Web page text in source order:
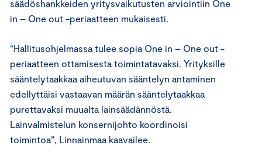
säädöshankkeiden yritysvaikutusten arviointiin One
in – One out -periaatteen mukaisesti.
“Hallitusohjelmassa tulee sopia One in – One out -
periaatteen ottamisesta toimintatavaksi. Yrityksille
sääntelytaakkaa aiheutuvan sääntelyn antaminen
edellyttäisi vastaavan määrän sääntelytaakkaa
purettavaksi muualta lainsäädännöstä.
Lainvalmistelun konsernijohto koordinoisi
toimintoa”, Linnainmaa kaavailee.